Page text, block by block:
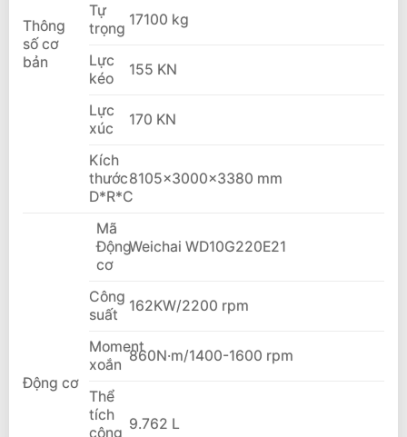
Thông
số cơ
bản
Tự
trọng
17100 kg
Lực
kéo
155 KN
Lực
xúc
170 KN
Kích
thước
D*R*C
8105x3000x3380 mm
Động cơ
Mã
Động
cơ
Weichai WD10G220E21
Công
suất
162KW/2200 rpm
Moment
xoắn
860N·m/1400-1600 rpm
Thể
tích
công
9.762 L